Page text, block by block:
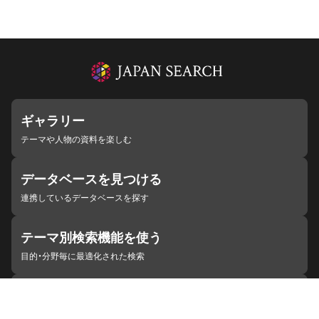
ギャラリー
テーマや人物の資料を楽しむ
データベースを見つける
連携しているデータベースを探す
テーマ別検索機能を使う
目的・分野毎に最適化された検索